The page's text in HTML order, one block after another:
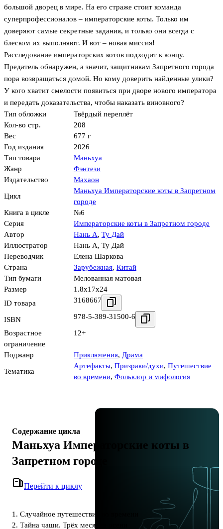
большой дворец в мире. На его страже стоит команда
суперпрофессионалов – императорские коты. Только им
доверяют самые секретные задания, и только они всегда с
блеском их выполняют. И вот – новая миссия!
Расследование императорских котов подходит к концу.
Предатель обнаружен, а значит, защитникам Запретного города
пора возвращаться домой. Но кому доверить найденные улики?
У кого хватит смелости появиться при дворе нового императора
и передать доказательства, чтобы наказать виновного?
Тип обложки
Твёрдый переплёт
Кол-во стр.
208
Вес
677 г
Год издания
2026
Тип товара
Маньхуа
Жанр
Фэнтези
Издательство
Махаон
Цикл
Маньхуа Императорские коты в Запретном
городе
Книга в цикле
№6
Серия
Императорские коты в Запретном городе
Автор
Нань А, Ту Дай
Иллюстратор
Нань А, Ту Дай
Переводчик
Елена Шаркова
Страна
Зарубежная, Китай
Тип бумаги
Мелованная матовая
Размер
1.8x17x24
ID товара
3168667
ISBN 978-5-389-31500-6
Возрастное
ограничение
12+
Поджанр Приключения, Драма
Тематика
Артефакты, Призраки/духи, Путешествие
во времени, Фольклор и мифология
Содержание цикла
Маньхуа Императорские коты в
Запретном городе
Перейти к циклу
1. Случайное путешествие во времени
2. Тайна чаши. Трёх месяцев осени